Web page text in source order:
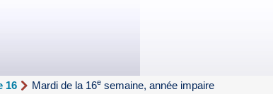
16 Mardi de la 16e semaine, année impaire